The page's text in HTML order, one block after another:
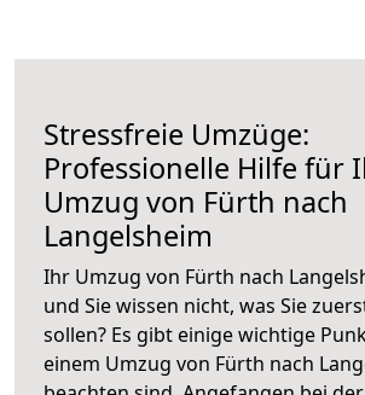
Stressfreie Umzüge:
Professionelle Hilfe für
Umzug von Fürth nach
Langelsheim
Ihr Umzug von Fürth nach
und Sie wissen nicht, was Sie
sollen? Es gibt einige wichtige
einem Umzug von Fürth nach